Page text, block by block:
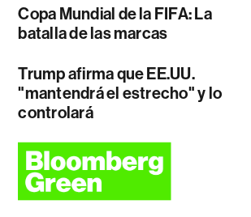
Copa Mundial de la FIFA: La
batalla de las marcas
Trump afirma que EE.UU.
"mantendrá el estrecho" y lo
controlará